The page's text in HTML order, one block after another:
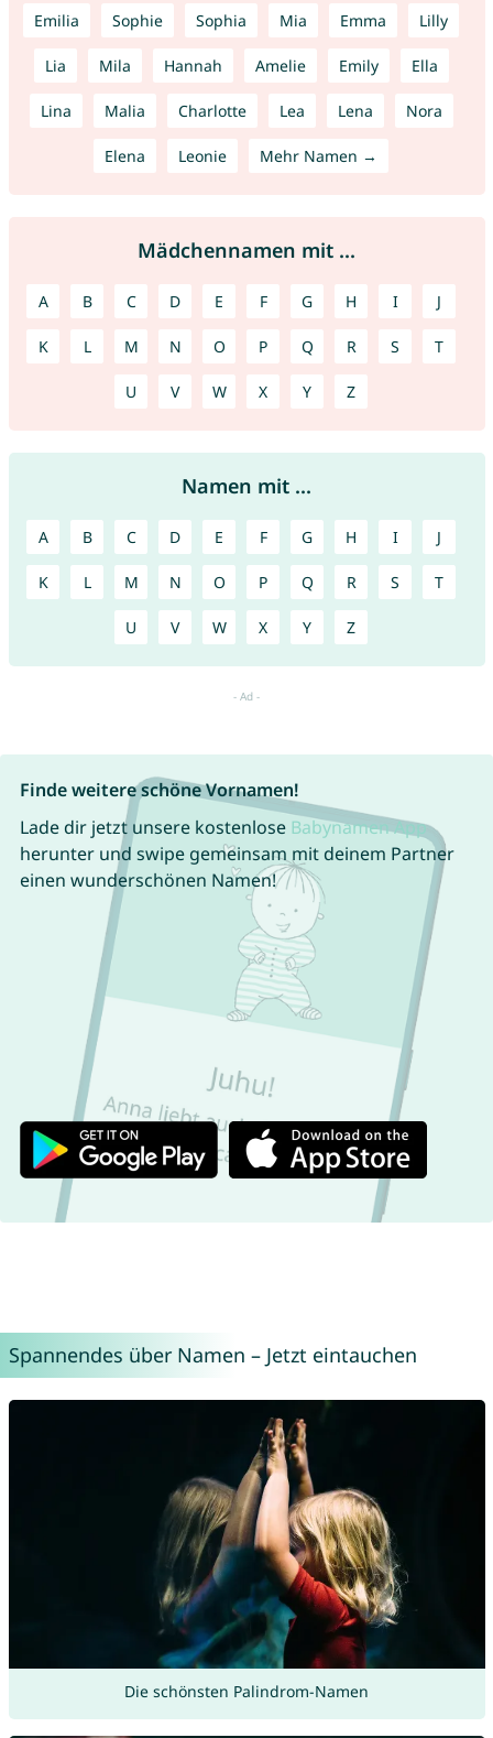
Emilia Sophie Sophia Mia Emma Lilly
Lia Mila Hannah Amelie Emily Ella
Lina Malia Charlotte Lea Lena Nora
Elena Leonie Mehr Namen →
Mädchennamen mit ...
A B C D E F G H I J
K L M N O P Q R S T
U V W X Y Z
Namen mit ...
A B C D E F G H I J
K L M N O P Q R S T
U V W X Y Z
Finde weitere schöne Vornamen!
Lade dir jetzt unsere kostenlose Babynamen App
herunter und swipe gemeinsam mit deinem Partner
einen wunderschönen Namen!
Spannendes über Namen – Jetzt eintauchen
Die schönsten Palindrom-Namen